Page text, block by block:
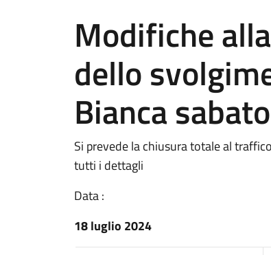
Modifiche
dello
Bianca
Si prevede la chiusura totale al
tutti i dettagli
Data :
18 luglio 2024